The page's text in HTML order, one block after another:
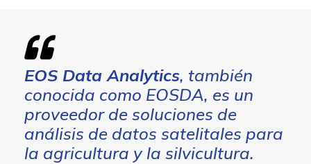
EOS Data Analytics, también
conocida como EOSDA, es un
proveedor de soluciones de
análisis de datos satelitales para
la agricultura y la silvicultura.